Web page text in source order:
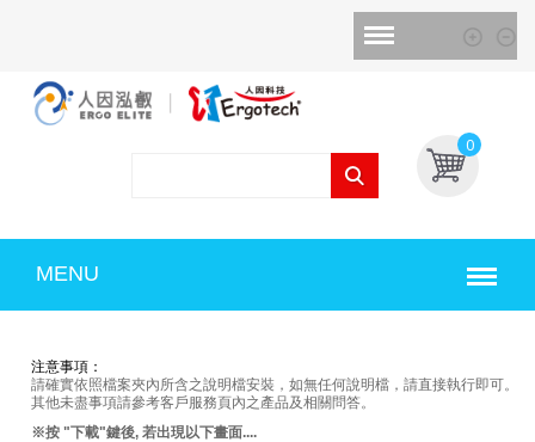
0
MENU
注意事項：
請確實依照檔案夾內所含之說明檔安裝，如無任何說明檔，請直接執行即可。
其他未盡事項請參考客戶服務頁內之產品及相關問答。
※按 "下載"鍵後, 若出現以下畫面....